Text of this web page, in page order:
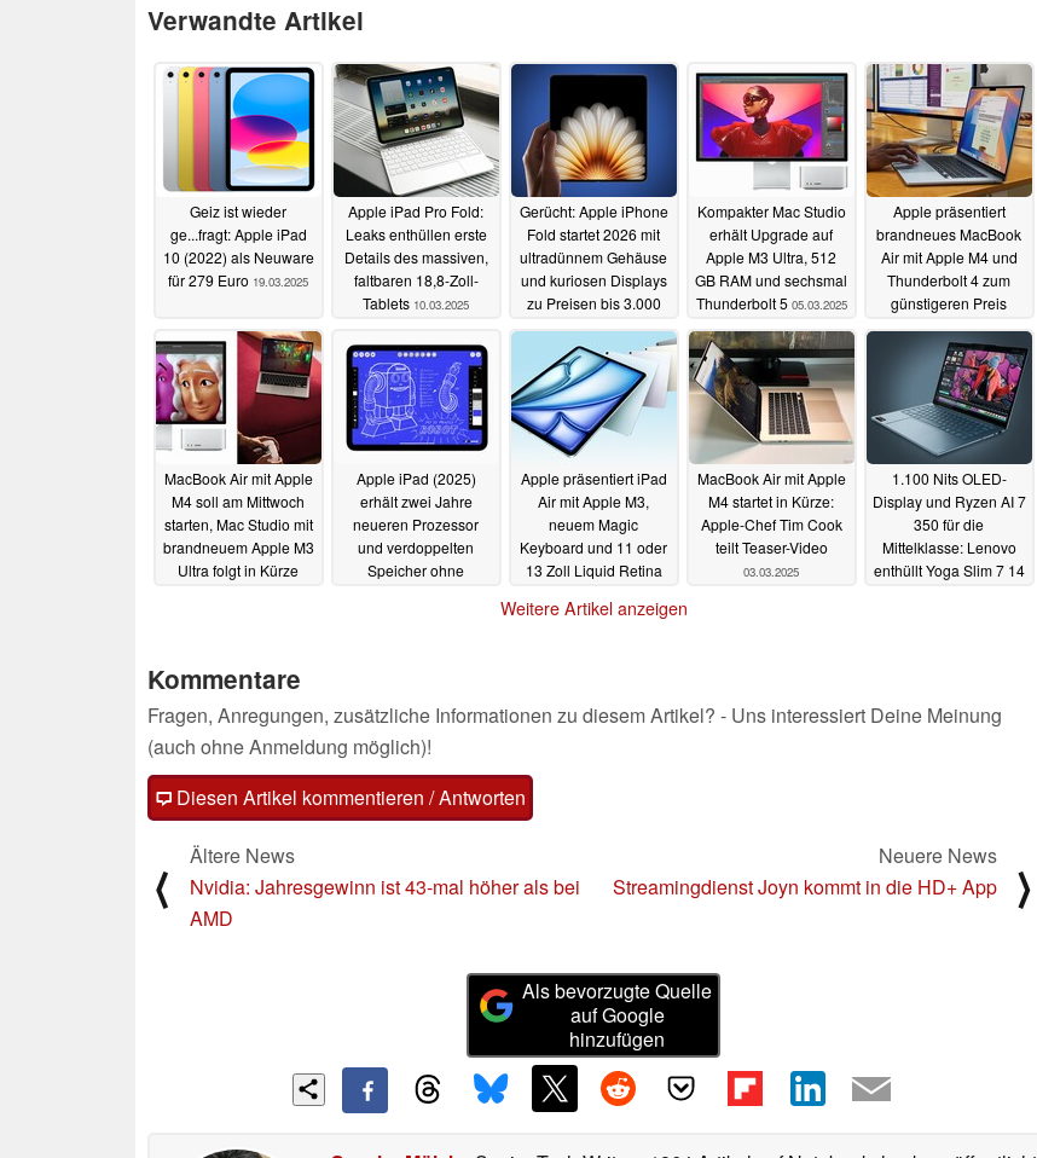
Verwandte Artikel
Geiz ist wieder
ge...fragt: Apple iPad
10 (2022) als Neuware
für 279 Euro 19.03.2025
Apple iPad Pro Fold:
Leaks enthüllen erste
Details des massiven,
faltbaren 18,8-Zoll-
Tablets 10.03.2025
Gerücht: Apple iPhone
Fold startet 2026 mit
ultradünnem Gehäuse
und kuriosen Displays
zu Preisen bis 3.000
06.03.2025
Kompakter Mac Studio
erhält Upgrade auf
Apple M3 Ultra, 512
GB RAM und sechsmal
Thunderbolt 5 05.03.2025
Apple präsentiert
brandneues MacBook
Air mit Apple M4 und
Thunderbolt 4 zum
günstigeren Preis
05.03.2025
MacBook Air mit Apple
M4 soll am Mittwoch
starten, Mac Studio mit
brandneuem Apple M3
Ultra folgt in Kürze
Apple iPad (2025)
erhält zwei Jahre
neueren Prozessor
und verdoppelten
Speicher ohne
Apple präsentiert iPad
Air mit Apple M3,
neuem Magic
Keyboard und 11 oder
13 Zoll Liquid Retina
MacBook Air mit Apple
M4 startet in Kürze:
Apple-Chef Tim Cook
teilt Teaser-Video
03.03.2025
1.100 Nits OLED-
Display und Ryzen AI 7
350 für die
Mittelklasse: Lenovo
enthüllt Yoga Slim 7 14
Weitere Artikel anzeigen
Kommentare
Fragen, Anregungen, zusätzliche Informationen zu diesem Artikel? - Uns interessiert Deine Meinung
(auch ohne Anmeldung möglich)!
Diesen Artikel kommentieren / Antworten
⟨
Ältere News
Nvidia: Jahresgewinn ist 43-mal höher als bei
AMD
Neuere News
Streamingdienst Joyn kommt in die HD+ App
⟩
Als bevorzugte Quelle
auf Google
hinzufügen